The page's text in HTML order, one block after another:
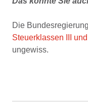
Die
Steuerklassen III
ungewiss.